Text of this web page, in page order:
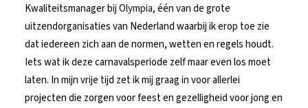
Kwaliteitsmanager bijOlympia, één van de grote
uitzendorganisaties van Nederland waarbij ik erop toe zie
dat iedereen zich aan de normen, wetten en regels houdt.
Iets wat ik deze carnavalsperiode zelf maar even los moet
laten. In mijn vrije tijd zet ik mij graag in voor allerlei
projecten die zorgen voor feest en gezelligheid voor jong en